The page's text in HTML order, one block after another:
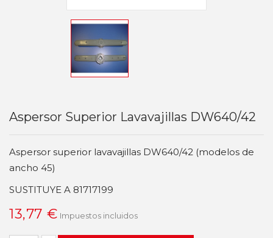
Aspersor Superior Lavavajillas DW640/42
Aspersor superior lavavajillas DW640/42 (modelos de
ancho 45)
SUSTITUYE A 81717199
13,77 € Impuestos incluidos